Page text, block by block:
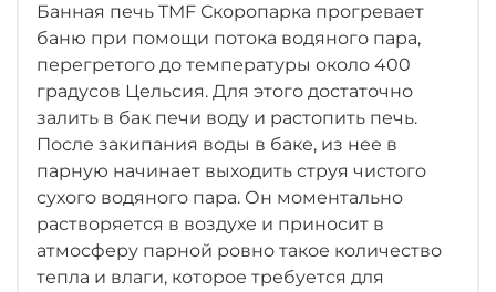
Банная печь TMF Скоропарка прогревает
баню при помощи потока водяного пара,
перегретого до температуры около 400
градусов Цельсия. Для этого достаточно
залить в бак печи воду и растопить печь.
После закипания воды в баке, из нее в
парную начинает выходить струя чистого
сухого водяного пара. Он моментально
растворяется в воздухе и приносит в
атмосферу парной ровно такое количество
тепла и влаги, которое требуется для